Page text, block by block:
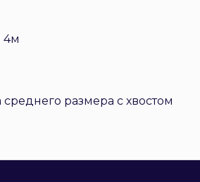
4м
размера с хвостом